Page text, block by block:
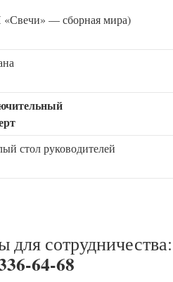
— сборная мира)
стол руководителей
64-68